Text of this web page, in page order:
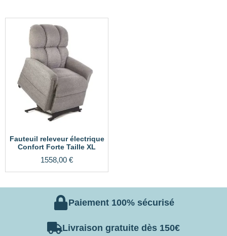
Fauteuil releveur électrique
Confort Forte Taille XL
1558,00 €
Paiement 100% sécurisé
Livraison gratuite dès 150€